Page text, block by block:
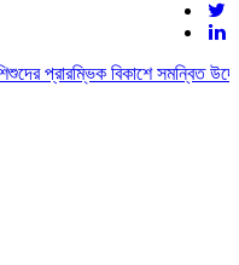
প্রারম্ভিক বিকাশে সমন্বিত